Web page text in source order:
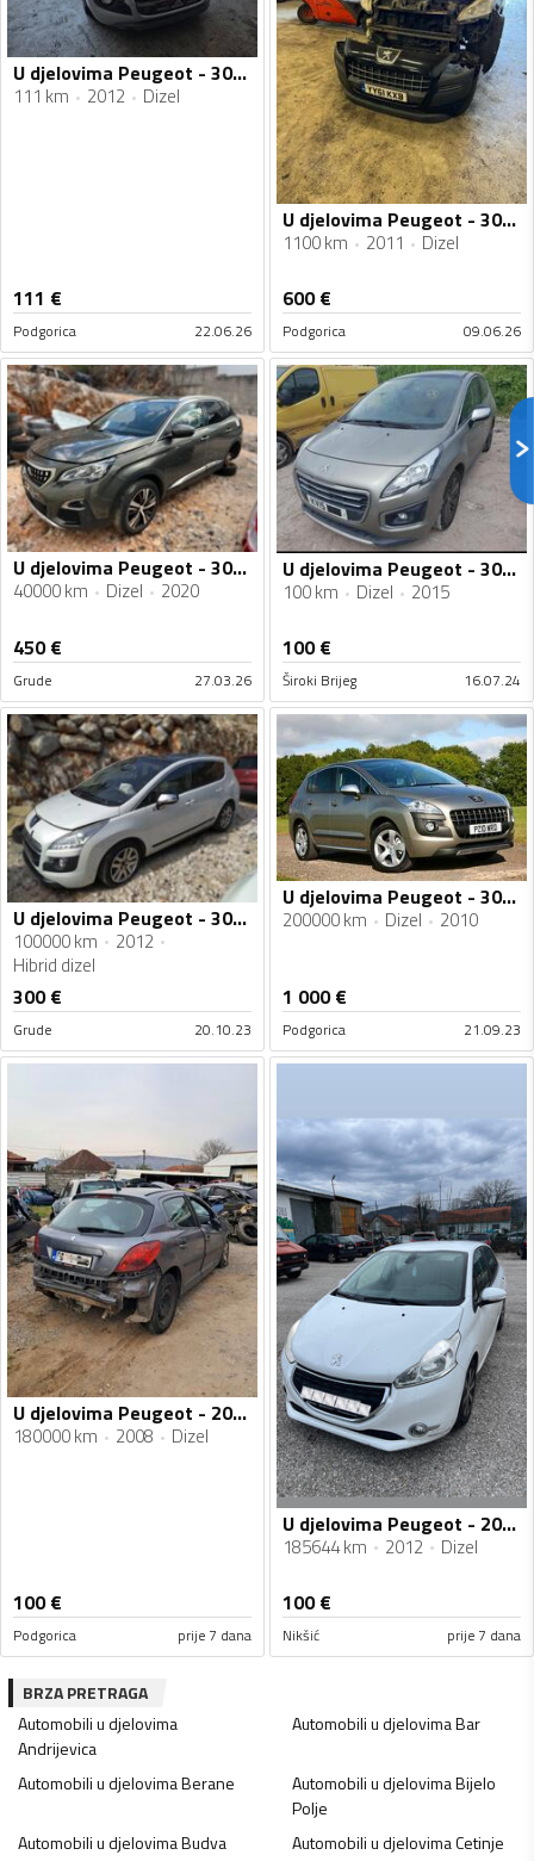
U djelovima Peugeot - 3008 1.6 hdi
111 km 2012 Dizel
111 €
Podgorica 22.06.26
U djelovima Peugeot - 3008 1.6 hdi
1100 km 2011 Dizel
600€
Podgorica 09.06.26
U djelovima Peugeot - 3008 P84 2020 1.5HDI 1.5D
40000 km Dizel 2020
450€
Grude 27.03.26
U djelovima Peugeot - 3008
100 km Dizel 2015
100€
Široki Brijeg 16.07.24
U djelovima Peugeot - 3008 2012g 2.0HDI HYBRID4
100000 km
2012
Hibrid dizel
300€
Grude 20.10.23
U djelovima Peugeot - 3008 1.6 HDI
200000 km Dizel 2010
1 000€
Podgorica 21.09.23
U djelovima Peugeot - 207 1.6 HDI
180000 km 2008 Dizel
100€
Podgorica prije 7 dana
U djelovima Peugeot - 208 1.4 HDI
185644 km 2012 Dizel
100€
Nikšić prije 7 dana
BRZA PRETRAGA
Automobili u djelovima
Andrijevica
Automobili u djelovimaBar
Automobili u djelovimaBerane Automobili u djelovimaBijelo
Polje
Automobili u djelovimaBudva Automobili u djelovimaCetinje